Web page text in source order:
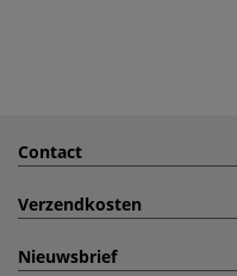
Contact
Verzendkosten
Nieuwsbrief